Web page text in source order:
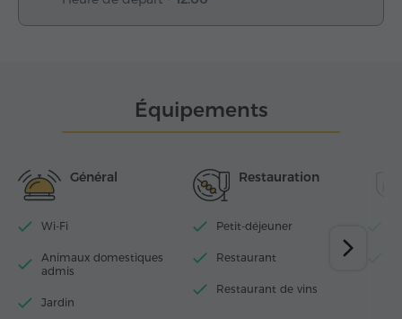
Équipements
Général
Wi-Fi
Animaux domestiques
admis
Jardin
Restauration
Petit-déjeuner
Restaurant
Restaurant de vins